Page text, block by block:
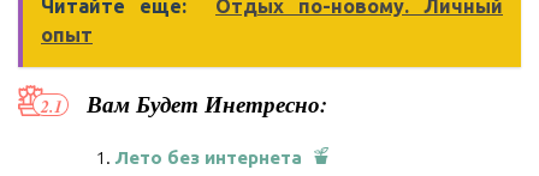
Читайте еще:
Отдых по-новому. Личный
опыт
Вам Будет Инетресно:
Лето без интернета